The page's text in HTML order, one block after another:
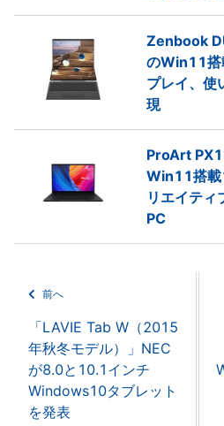
Zenbook
のWin11搭
プレイ、使
現
ProArt
Win11搭
リエイテ
PC
前へ
「LAVIE Tab W（2015
年秋冬モデル）」NEC
が8.0と10.1インチ
Windows10タブレット
を発表